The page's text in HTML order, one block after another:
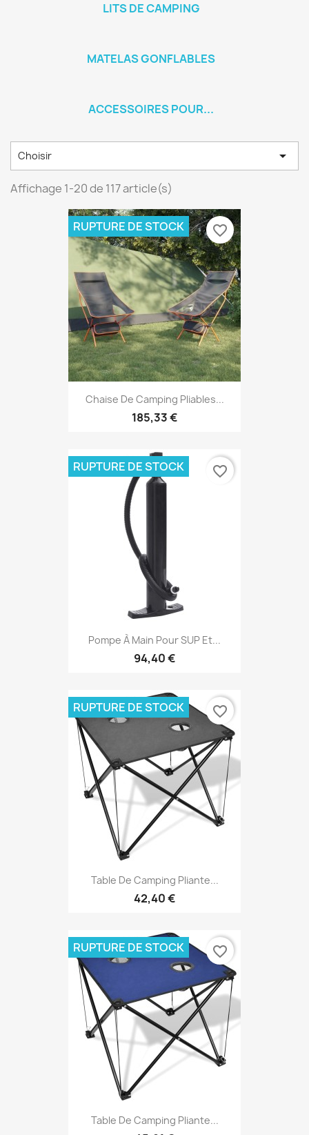
LITS DE CAMPING
MATELAS GONFLABLES
ACCESSOIRES POUR...
Choisir 
Affichage 1-20 de 117 article(s)
Chaise De Camping Pliables...
185,33 €
RUPTURE DE STOCK favorite_border
Pompe À Main Pour SUP Et...
94,40 €
RUPTURE DE STOCK favorite_border
Table De Camping Pliante...
42,40 €
RUPTURE DE STOCK favorite_border
Table De Camping Pliante...
RUPTURE DE STOCK favorite_border